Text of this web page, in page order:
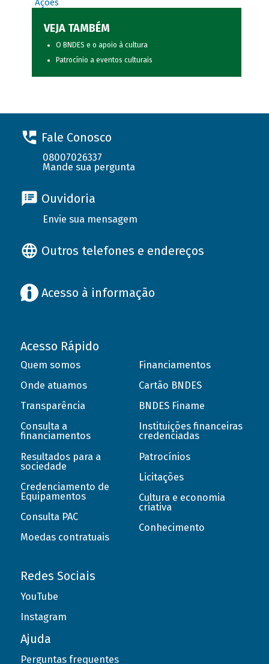
Ações
VEJA TAMBÉM
O BNDES e o apoio à cultura
Patrocínio a eventos culturais
Fale Conosco
08007026337
Mande sua pergunta
Ouvidoria
Envie sua mensagem
Outros telefones e endereços
Acesso à informação
Acesso Rápido
Quem somos
Onde atuamos
Transparência
Consulta a
financiamentos
Resultados para a
sociedade
Credenciamento de
Equipamentos
Consulta PAC
Moedas contratuais
Financiamentos
Cartão BNDES
BNDES Finame
Instituições financeiras
credenciadas
Patrocínios
Licitações
Cultura e economia
criativa
Conhecimento
Redes Sociais
YouTube
Instagram
Ajuda
Perguntas frequentes